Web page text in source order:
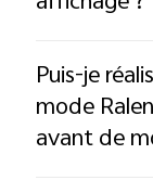
Puis-je
mode
avant de